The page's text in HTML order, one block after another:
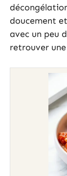
doucement
avec un peu
retrouver